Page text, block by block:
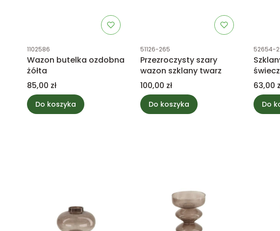
Kod produktu
1102586
Wazon butelka ozdobna
żółta
Cena
85,00 zł
Do koszyka
Kod produktu
51126-265
Przezroczysty szary
wazon szklany twarz
Cena
100,00 zł
Do koszyka
Kod
52654-
Cena
63,00
Do